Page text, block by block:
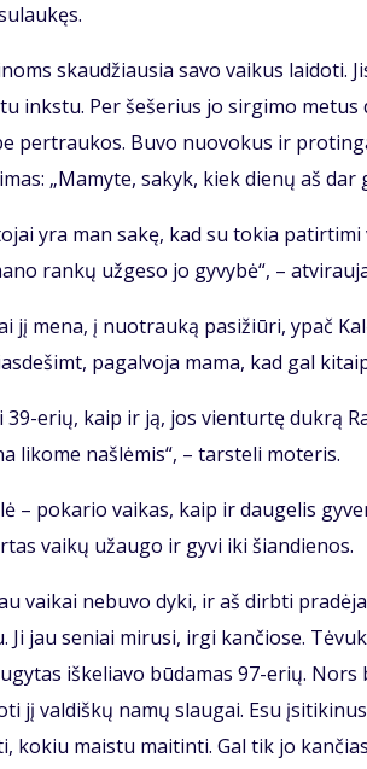
skau­džiau­sia sa­vo vai­kus
inks­tu. Per še­še­rius jo sir­gi­mo
per­trau­kos. Bu­vo nuo­vo­kus ir
„Ma­my­te, sa­kyk, kiek die­nų aš
yra man sa­kę, kad su to­kia
ran­kų už­ge­so jo gy­vy­bė“, –
jį me­na, į nuo­trau­ką pa­si­žiū­ri, ypač
pa­gal­vo­ja ma­ma, kad gal
39-erių, kaip ir ją, jos vien­tur­tę duk­rą
li­ko­me naš­lė­mis“, – tars­te­li mo­te­ris.
– po­ka­rio vai­kas, kaip ir dau­ge­lis
vai­kų už­au­go ir gy­vi iki šian­die­nos.
vai­kai ne­bu­vo dy­ki, ir aš dirb­ti
Ji jau se­niai mi­ru­si, ir­gi kan­čio­se.
iš­ke­lia­vo bū­da­mas 97-erių.
jį val­diš­kų na­mų slau­gai. Esu
ko­kiu mais­tu mai­tin­ti. Gal tik jo